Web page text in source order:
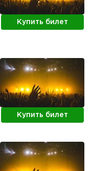
Купить билет
Купить билет